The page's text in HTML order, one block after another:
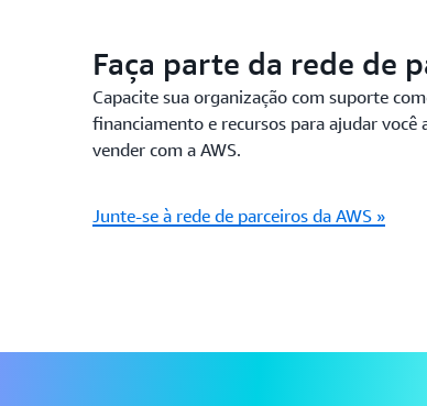
Faça parte da rede de
Capacite sua organização com suporte
financiamento e recursos para ajudar você
vender com a AWS.
Junte-se à rede de parceiros da AWS »